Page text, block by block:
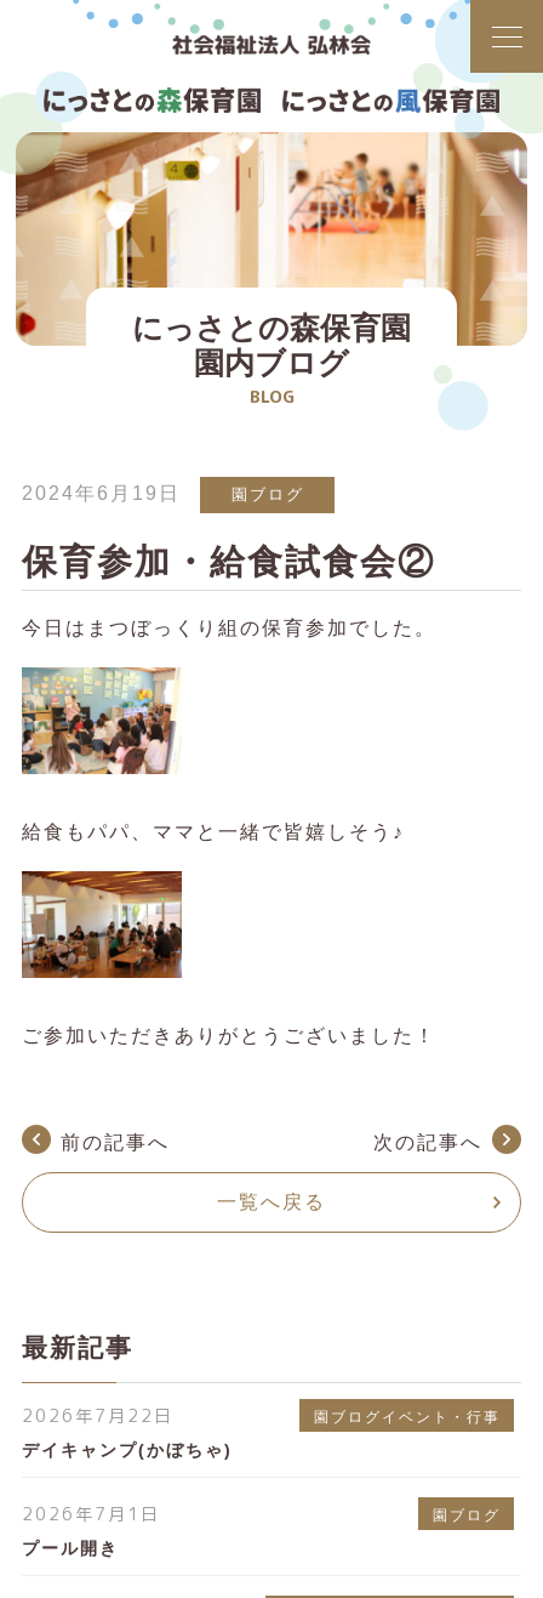
にっさとの森保育園
園内ブログ
BLOG
2024年6月19日 園ブログ
保育参加・給食試食会②
今日はまつぼっくり組の保育参加でした。
給食もパパ、ママと一緒で皆嬉しそう♪
ご参加いただきありがとうございました！
前の記事へ
一覧へ戻る
次の記事へ
最新記事
2026年7月22日 園ブログイベント・行事
デイキャンプ(かぼちゃ)
2026年7月1日 園ブログ
プール開き